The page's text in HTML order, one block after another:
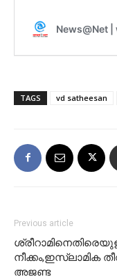
TAGS vd satheesan
Previous article
നീക്കം,ഇസ്ലാമിക
അജണ്ട